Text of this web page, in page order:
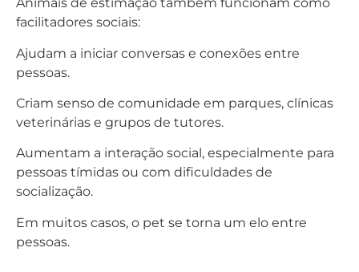
facilitadores sociais:
Ajudam a iniciar conversas e conexões entre
pessoas.
Criam senso de comunidade em parques, clínicas
veterinárias e grupos de tutores.
Aumentam a interação social, especialmente para
pessoas tímidas ou com dificuldades de
socialização.
Em muitos casos, o pet se torna um elo entre
pessoas.